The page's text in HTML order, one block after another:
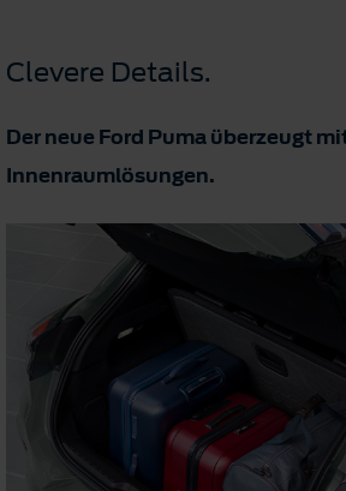
Clevere Details.
Der neue Ford Puma überzeugt
Innenraumlösungen.